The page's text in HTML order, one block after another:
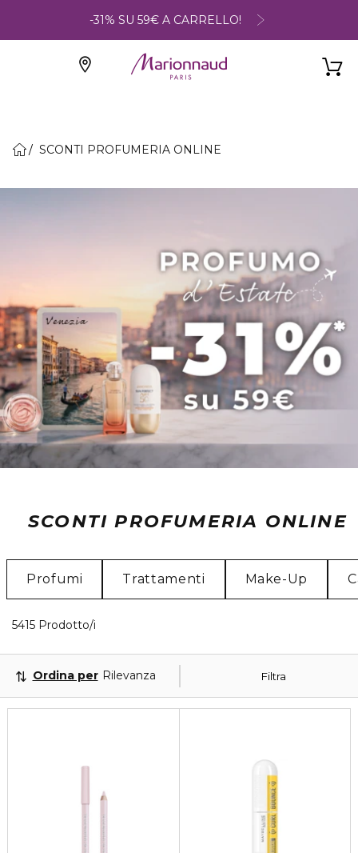
-31% SU 59€ A CARRELLO!
SCONTI PROFUMERIA ONLINE
SCONTI PROFUMERIA ONLINE
Profumi Trattamenti Make-Up
5415 Prodotto/i
Filtra
Ordina per Rilevanza